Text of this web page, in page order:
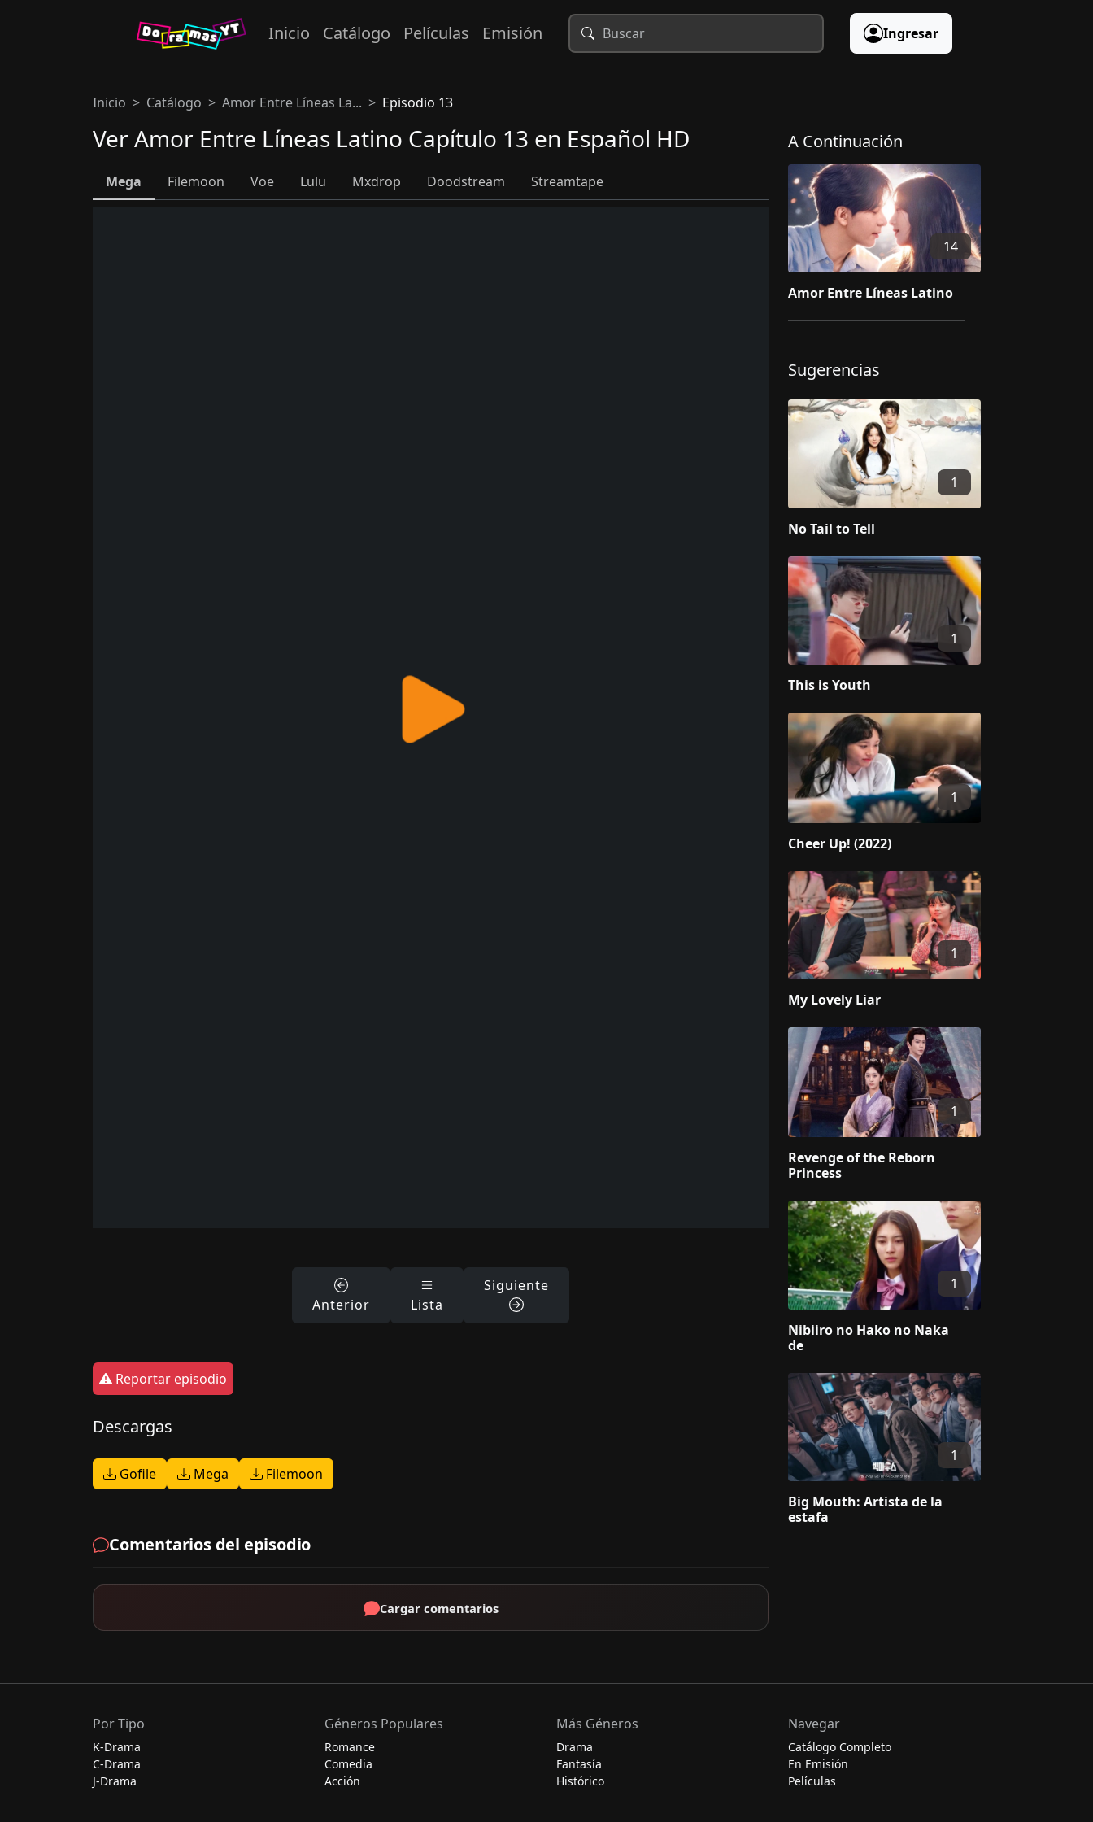
Inicio Catálogo Películas Emisión Ingresar
Inicio Catálogo Amor Entre Líneas La... Episodio 13
Ver Amor Entre Líneas Latino Capítulo 13 en Español HD
Mega Filemoon Voe Lulu Mxdrop Doodstream Streamtape
Anterior Lista
Siguiente
Reportar episodio
Descargas
Gofile Mega Filemoon
Comentarios del episodio
Cargar comentarios
A Continuación
14
Amor Entre Líneas Latino
Sugerencias
1
No Tail to Tell
1
This is Youth
1
Cheer Up! (2022)
1
My Lovely Liar
1
Revenge of the Reborn
Princess
1
Nibiiro no Hako no Naka
de
1
Big Mouth: Artista de la
estafa
Por Tipo
K-Drama
C-Drama
J-Drama
Géneros Populares
Romance
Comedia
Acción
Más Géneros
Drama
Fantasía
Histórico
Navegar
Catálogo Completo
En Emisión
Películas